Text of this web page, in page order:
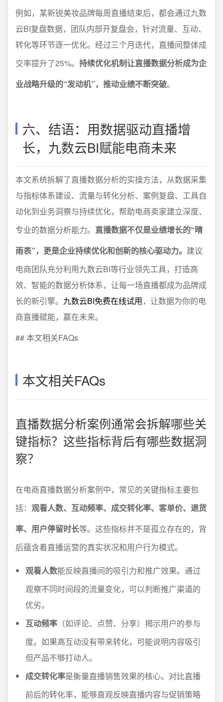
例如，某新锐美妆品牌每周直播结束后，都会通过九数
云BI复盘数据，团队内部开复盘会，针对流量、互动、
转化等环节逐一优化。经过三个月迭代，直播间整体成
交率提升了25%。 持续优化机制让直播数据分析成为企
业战略升级的“发动机”，推动业绩不断突破。
六、结语：用数据驱动直播增
长，九数云BI赋能电商未来
本文系统拆解了直播数据分析的实操方法，从数据采集
与指标体系建设、流量与转化分析、案例复盘、工具自
动化到业务洞察与持续优化，帮助电商卖家建立深度、
专业的数据分析能力。 直播数据不仅是业绩增长的“晴
雨表”，更是企业持续优化和创新的核心驱动力。 建议
电商团队充分利用九数云BI等行业领先工具，打造高
效、智能的数据分析体系，让每一场直播都成为品牌成
长的新引擎。 九数云BI免费在线试用，让数据为你的电
商直播赋能，赢在未来。
## 本文相关FAQs
本文相关FAQs
直播数据分析案例通常会拆解哪些关
键指标？这些指标背后有哪些数据洞
察？
在电商直播数据分析案例中，常见的关键指标主要包
括： 观看人数、互动频率、成交转化率、客单价、退货
率、用户停留时长等。这些指标并不是孤立存在的，背
后蕴含着直播运营的真实状况和用户行为模式。
观看人数能反映直播间的吸引力和推广效果。通过
观察不同时间段的流量变化，可以判断推广渠道的
优劣。
互动频率 （如评论、点赞、分享）揭示用户的参与
度。如果高互动没有带来转化，可能说明内容吸引
但产品不够打动人。
成交转化率是衡量直播销售效果的核心。对比直播
前后的转化率，能够直观反映直播内容与促销策略